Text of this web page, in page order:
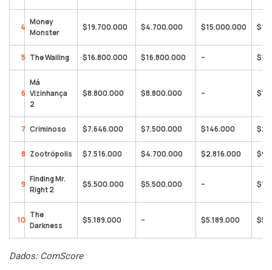
4
Money
Monster
$19.700.000 $4.700.000 $15.000.000
5 The Wailing $16.800.000 $16.800.000 –
6
Má
Vizinhança
2
$8.800.000 $8.800.000 –
7 Criminoso $7.646.000 $7.500.000 $146.000
8 Zootrópolis $7.516.000 $4.700.000 $2.816.000
9
Finding Mr.
Right 2
$5.500.000 $5.500.000 –
10
The
Darkness
$5.189.000 – $5.189.000
Dados: ComScore